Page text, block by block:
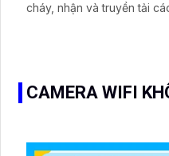
cháy, nhận và truyền tải
CAMERA WIFI